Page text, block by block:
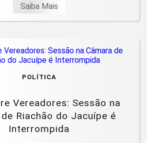
Saiba Mais
POLÍTICA
Vereadores: Sessão na
Riachão do Jacuípe é
Interrompida